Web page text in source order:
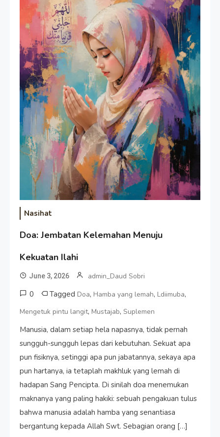
Nasihat
Doa: Jembatan Kelemahan Menuju
Kekuatan Ilahi
June 3, 2026 admin_Daud Sobri
0 Tagged Doa, Hamba yang lemah, Ldiimuba,
Mengetuk pintu langit, Mustajab, Suplemen
Manusia, dalam setiap hela napasnya, tidak pernah
sungguh-sungguh lepas dari kebutuhan. Sekuat apa
pun fisiknya, setinggi apa pun jabatannya, sekaya apa
pun hartanya, ia tetaplah makhluk yang lemah di
hadapan Sang Pencipta. Di sinilah doa menemukan
maknanya yang paling hakiki: sebuah pengakuan tulus
bahwa manusia adalah hamba yang senantiasa
bergantung kepada Allah Swt. Sebagian orang […]